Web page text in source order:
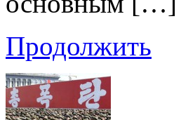
Продолжить